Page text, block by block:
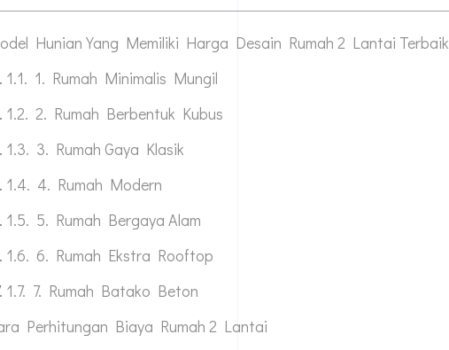
Hunian Yang Memiliki Harga Desain Rumah 2 Lantai Terbaik
1. Rumah Minimalis Mungil
2. Rumah Berbentuk Kubus
3. Rumah Gaya Klasik
4. Rumah Modern
5. Rumah Bergaya Alam
6. Rumah Ekstra Rooftop
7. Rumah Batako Beton
Perhitungan Biaya Rumah 2 Lantai